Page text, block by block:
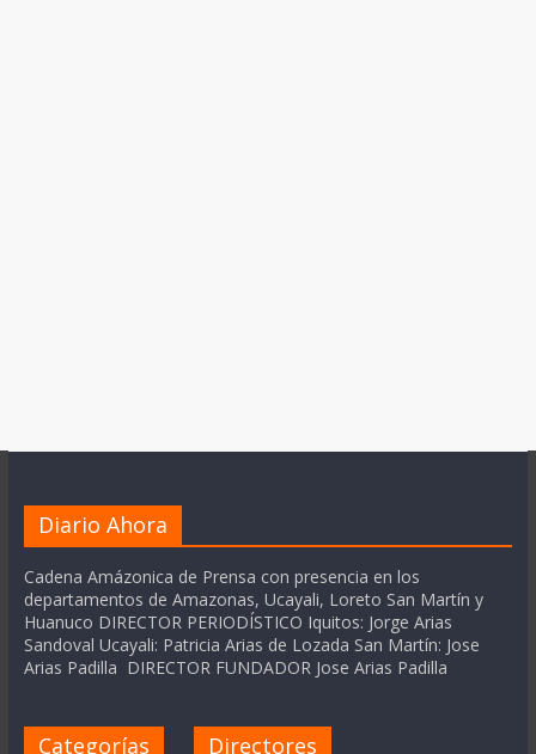
Diario Ahora
Cadena Amázonica de Prensa con presencia en los
departamentos de Amazonas, Ucayali, Loreto San Martín y
Huanuco DIRECTOR PERIODÍSTICO Iquitos: Jorge Arias
Sandoval Ucayali: Patricia Arias de Lozada San Martín: Jose
Arias Padilla DIRECTOR FUNDADOR Jose Arias Padilla
Categorías Directores